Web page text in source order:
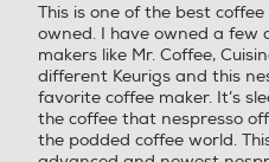
Gruppo erogatore estraibil
e
This is one of the best
owned. I have owned a few
makers like Mr. Coffee,
different Keurigs and this
favorite coffee maker. It’s
the coffee that nespresso
the podded coffee world.